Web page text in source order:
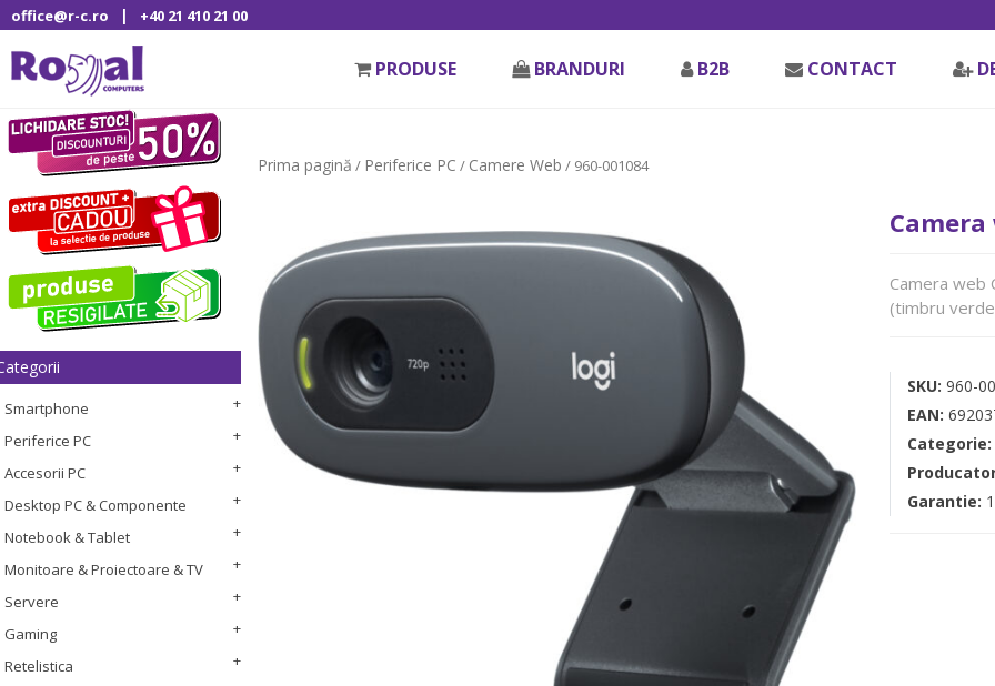
office@r-c.ro | +40 21 410 21 00
PRODUSE BRANDURI B2B CONTACT
Smartphone
Periferice PC
Accesorii PC
Desktop PC & Componente
Notebook & Tablet
Monitoare & Proiectoare & TV
Servere
Gaming
Retelistica
Prima pagină / Periferice PC / Camere Web / 960-001084
Camera
Camera web
(timbru
SKU: 960-
EAN:
Categorie:
Garantie: